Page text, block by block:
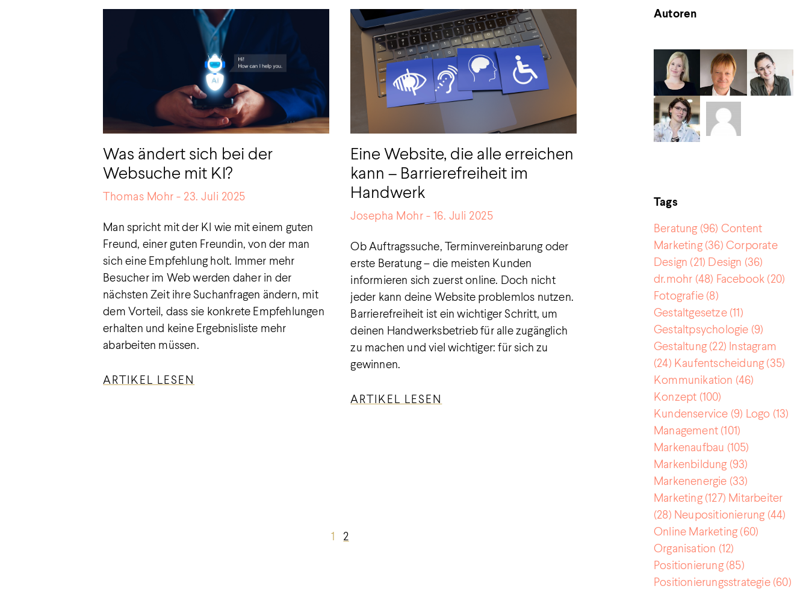
Was ändert sich bei der
Websuche mit KI?
Thomas Mohr 23. Juli 2025
Man spricht mit der KI wie mit einem guten
Freund, einer guten Freundin, von der man
sich eine Empfehlung holt. Immer mehr
Besucher im Web werden daher in der
nächsten Zeit ihre Suchanfragen ändern, mit
dem Vorteil, dass sie konkrete Empfehlungen
erhalten und keine Ergebnisliste mehr
abarbeiten müssen.
ARTIKEL LESEN
Eine Website, die alle erreichen
kann – Barrierefreiheit im
Handwerk
Josepha Mohr 16. Juli 2025
Ob Auftragssuche, Terminvereinbarung oder
erste Beratung – die meisten Kunden
informieren sich zuerst online. Doch nicht
jeder kann deine Website problemlos nutzen.
Barrierefreiheit ist ein wichtiger Schritt, um
deinen Handwerksbetrieb für alle zugänglich
zu machen und viel wichtiger: für sich zu
gewinnen.
ARTIKEL LESEN
1 2
Autoren
Tags
Beratung(96) Content
Marketing(36) Corporate
Design (21) Design (36)
dr.mohr (48) Facebook (20)
Fotografie (8)
Gestaltgesetze(11)
Gestaltpsychologie (9)
Gestaltung(22) Instagram
(24) Kaufentscheidung(35)
Kommunikation (46)
Konzept (100)
Kundenservice (9) Logo (13)
Management (101)
Markenaufbau (105)
Markenbildung(93)
Markenenergie (33)
Marketing(127) Mitarbeiter
(28) Neupositionierung(44)
Online Marketing(60)
Organisation (12)
Positionierung(85)
Positionierungsstrategie(60)